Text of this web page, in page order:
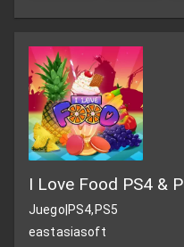
I Love Food PS4 &
Juego PS4,PS5
eastasiasoft